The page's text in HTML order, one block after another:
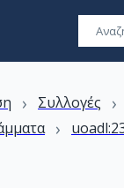
› Συλλογές ›
›